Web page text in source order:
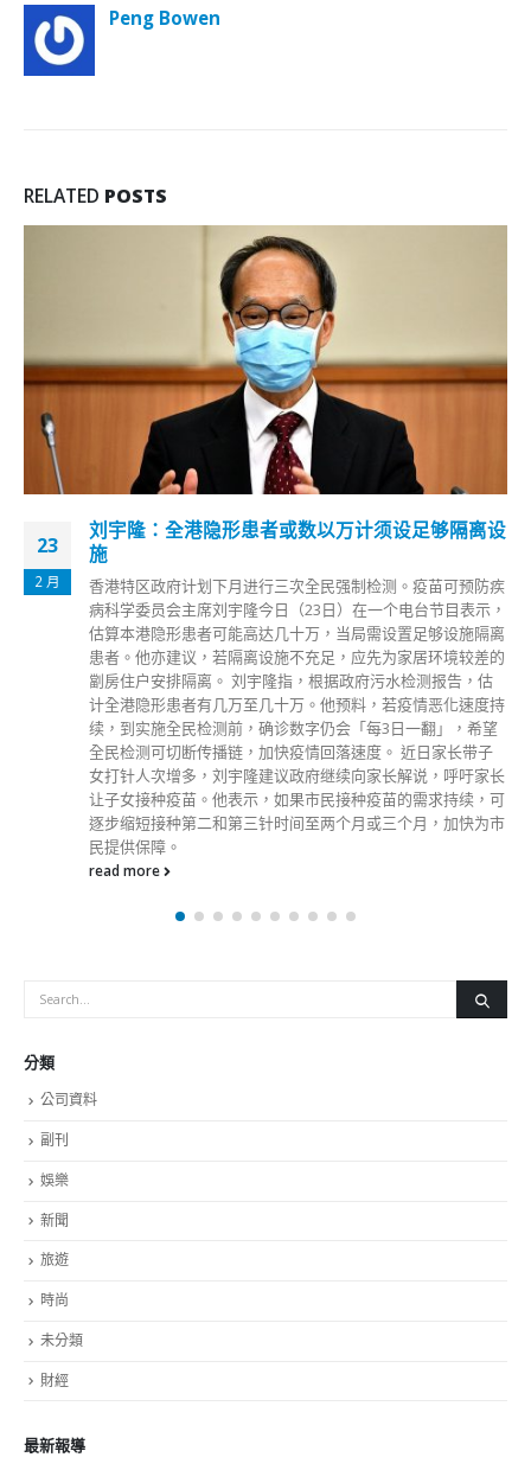
Peng Bowen
RELATED POSTS
23
2 月
刘宇隆：全港隐形患者或数以万计须设足够隔离设
施
香港特区政府计划下月进行三次全民强制检测。疫苗可预防疾
病科学委员会主席刘宇隆今日（23日）在一个电台节目表示，
估算本港隐形患者可能高达几十万，当局需设置足够设施隔离
患者。他亦建议，若隔离设施不充足，应先为家居环境较差的
劏房住户安排隔离。 刘宇隆指，根据政府污水检测报告，估
计全港隐形患者有几万至几十万。他预料，若疫情恶化速度持
续，到实施全民检测前，确诊数字仍会「每3日一翻」，希望
全民检测可切断传播链，加快疫情回落速度。 近日家长带子
女打针人次增多，刘宇隆建议政府继续向家长解说，呼吁家长
让子女接种疫苗。他表示，如果市民接种疫苗的需求持续，可
逐步缩短接种第二和第三针时间至两个月或三个月，加快为市
民提供保障。
read more
分類
公司資料
副刊
娛樂
新聞
旅遊
時尚
未分類
財經
最新報導